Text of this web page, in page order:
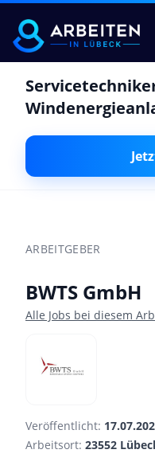
ARBEITGEBER
BWTS GmbH
Alle Jobs bei diesem
Veröffentlicht:
Arbeitsort: 23552